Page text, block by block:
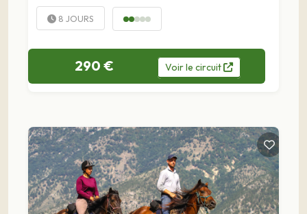
8 JOURS
290 € Voirle circuit